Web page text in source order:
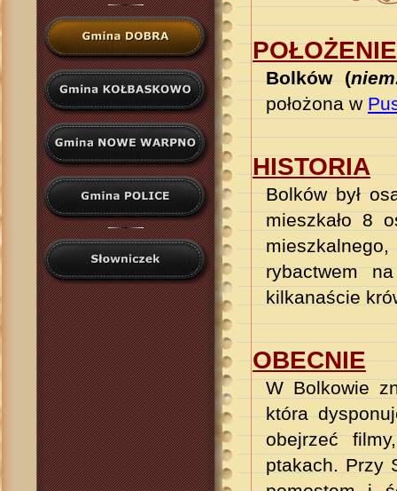
POŁOŻENIE
Bolków (
położona w
HISTORIA
Bolków był
mieszkało 8
rybactwem
kilkanaście
OBECNIE
W Bolkowie
która
obejrzeć
ptakach. Przy